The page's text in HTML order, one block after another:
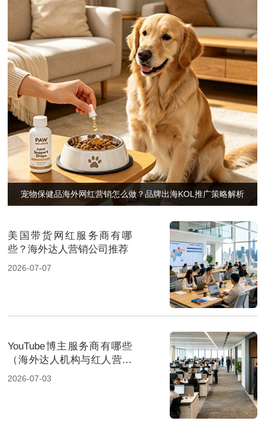
宠物保健品海外网红营销怎么做？品牌出海KOL推广策略解析
美国带货网红服务商有哪
些？海外达人营销公司推荐
2026-07-07
YouTube博主服务商有哪些
（海外达人机构与红人营销
平台盘点）
2026-07-03